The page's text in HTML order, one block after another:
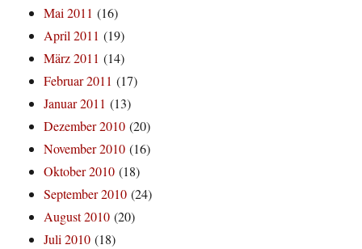
Mai 2011 (16)
April 2011 (19)
März 2011 (14)
Februar 2011 (17)
Januar 2011 (13)
Dezember 2010 (20)
November 2010 (16)
Oktober 2010 (18)
September 2010 (24)
August 2010 (20)
Juli 2010 (18)